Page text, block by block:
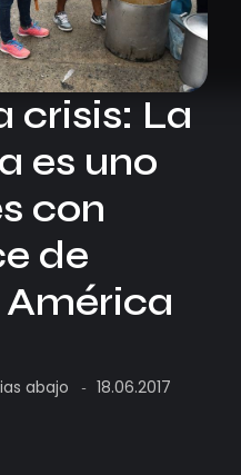
crisis: La
es uno
con
de
abajo - 18.06.2017